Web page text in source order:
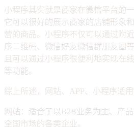
小程序其实就是商家在微信平台的
它可以很好的展示商家的店铺形象
营的商品。小程序不仅可以通过附
序二维码、微信好友微信群朋友圈
且可以通过小程序很便利地实现在
等功能。
综上所述，网站、APP、小程序适用
网站：适合于以B2B业务为主、产
全国市场的各类企业。